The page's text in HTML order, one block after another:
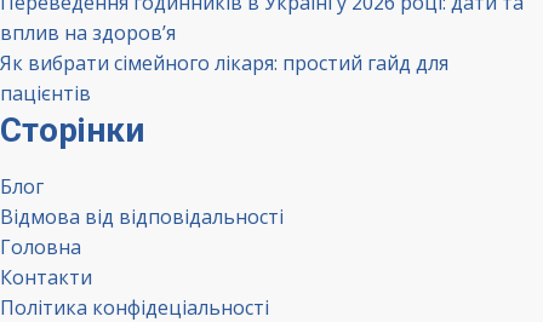
вплив на здоров’я
Як вибрати сімейного лікаря: простий гайд для
пацієнтів
Сторінки
Блог
Відмова від відповідальності
Головна
Контакти
Політика конфідеціальності